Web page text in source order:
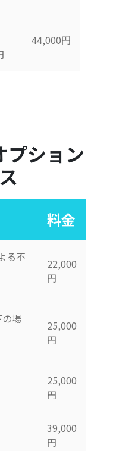
44,000円
プション
料金
る不
22,000
円
場
25,000
円
25,000
円
39,000
円